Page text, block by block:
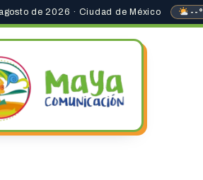
de 2026 · Ciudad de México --°